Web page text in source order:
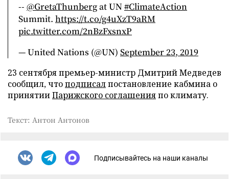
-- @GretaThunbergat UN#ClimateAction
Summit. https://t.co/g4uXzT9aRM
pic.twitter.com/2nBzFxsnxP
— United Nations (@UN) September 23, 2019
23 сентября премьер-министр Дмитрий Медведев
сообщил, чтоподписалпостановление кабмина о
принятииПарижского соглашенияпо климату.
Текст: Антон Антонов
Подписывайтесь на наши каналы